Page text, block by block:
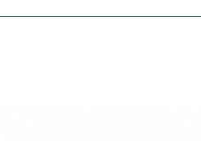
Version